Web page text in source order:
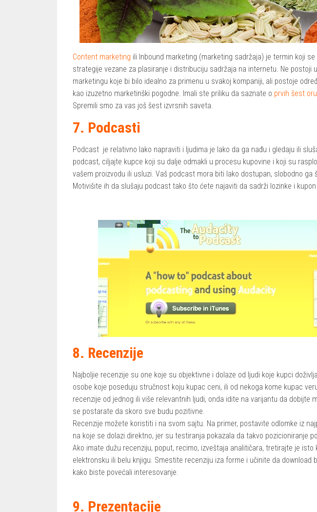
Content marketing ili Inbound marketing (marketing sadržaja) je termin koji
strategije vezane za plasiranje i distribuciju sadržaja na internetu. Ne postoji
marketingu koje bi bilo idealno za primenu u svakoj kompaniji, ali postoje
kao izuzetno marketinški pogodne. Imali ste priliku da saznate o prvih šest
Spremili smo za vas još šest izvrsnih saveta.
7. Podcasti
Podcast je relativno lako napraviti i ljudima je lako da ga nađu i gledaju ili
podcast, ciljajte kupce koji su dalje odmakli u procesu kupovine i koji su
vašem proizvodu ili usluzi. Vaš podcast mora biti lako dostupan, slobodno ga
Motivišite ih da slušaju podcast tako što ćete najaviti da sadrži lozinke i
8. Recenzije
Najboljie recenzije su one koje su objektivne i dolaze od ljudi koje kupci
osobe koje poseduju stručnost koju kupac ceni, ili od nekoga kome kupac
recenzije od jednog ili više relevantnih ljudi, onda idite na varijantu da dobijte
se postarate da skoro sve budu pozitivne.
Recenzije možete koristiti i na svom sajtu. Na primer, postavite odlomke iz
na koje se dolazi direktno, jer su testiranja pokazala da takvo pozicioniranje
Ako imate dužu recenziju, poput, recimo, izveštaja analitičara, tretirajte je
elektronsku ili belu knjigu. Smestite recenziju iza forme i učinite da
kako biste povećali interesovanje.
9. Prezentacije